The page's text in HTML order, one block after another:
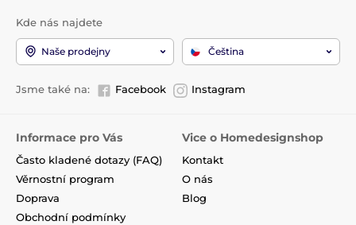
Kde nás najdete
Naše prodejny Čeština
Jsme také na: Facebook Instagram
Informace pro Vás
Často kladené dotazy (FAQ)
Věrnostní program
Doprava
Obchodní podmínky
Vice o Homedesignshop
Kontakt
O nás
Blog